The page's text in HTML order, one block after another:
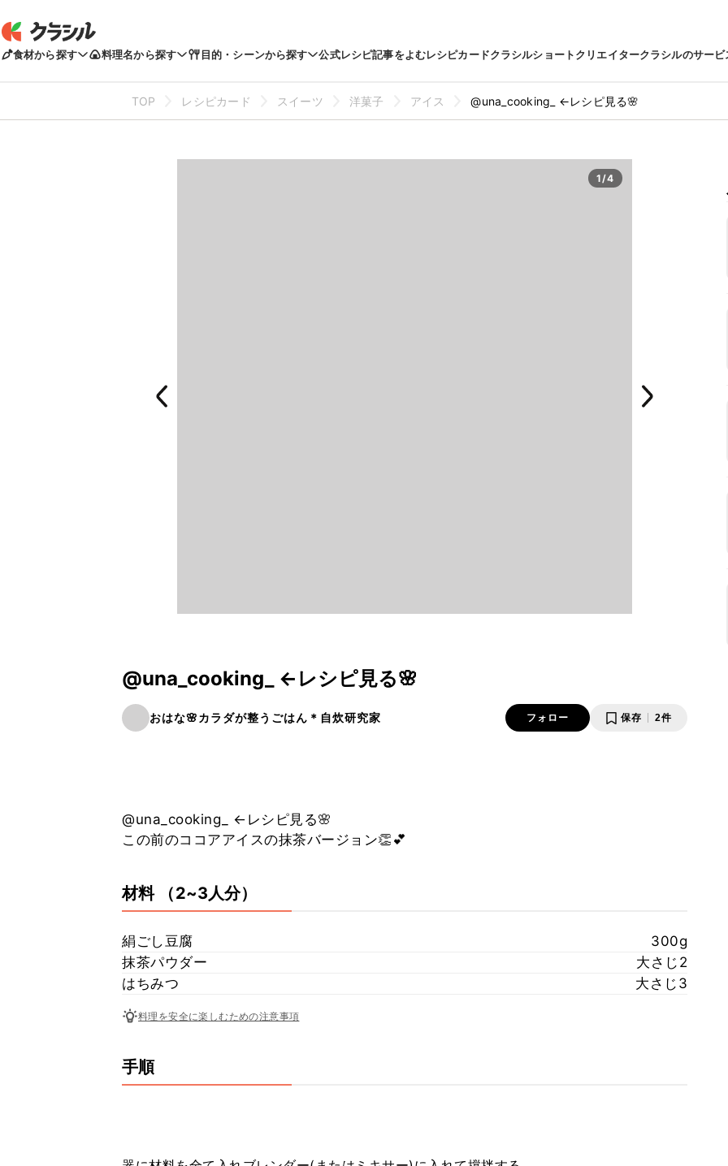
食材から探す 料理名から探す 目的・シーンから探す 公式レシピ記事をよむレシピカードクラシルショートクリエイタークラシルのサービ
TOP レシピカード スイーツ 洋菓子 アイス @una_cooking_ ←レシピ見る🌸
1/4
@una_cooking_ ←レシピ見る🌸
おはな🌸カラダが整うごはん＊自炊研究家 フォロー 保存 2件
@una_cooking_ ←レシピ見る🌸
この前のココアアイスの抹茶バージョン👏💕
材料 （2~3人分）
絹ごし豆腐
300g
抹茶パウダー
大さじ2
はちみつ
大さじ3
料理を安全に楽しむための注意事項
手順